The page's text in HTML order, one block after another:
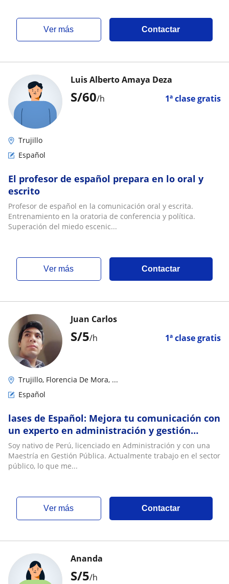
ver más Contactar
S/60/h 1ª clase gratis
Luis Alberto Amaya Deza
Trujillo
Español
El profesor de español prepara en lo oral y
escrito
Profesor de español en la comunicación oral y escrita.
Entrenamiento en la oratoria de conferencia y política.
Superación del miedo escenic...
ver más Contactar
S/5/h 1ª clase gratis
Juan Carlos
Trujillo, Florencia De Mora, ...
Español
lases de Español: Mejora tu comunicación con
un experto en administración y gestión
pública
Soy nativo de Perú, licenciado en Administración y con una
Maestría en Gestión Pública. Actualmente trabajo en el sector
público, lo que me...
ver más Contactar
S/5/h
Ananda